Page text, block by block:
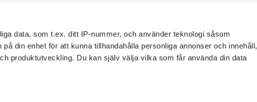
data, som t.ex. ditt IP-nummer, och använder teknologi såsom
din enhet för att kunna tillhandahålla personliga annonser och innehåll,
produktutveckling. Du kan själv välja vilka som får använda din data